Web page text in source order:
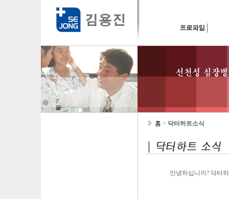
홈 > 닥터하트소식
안녕하십니까? 닥터